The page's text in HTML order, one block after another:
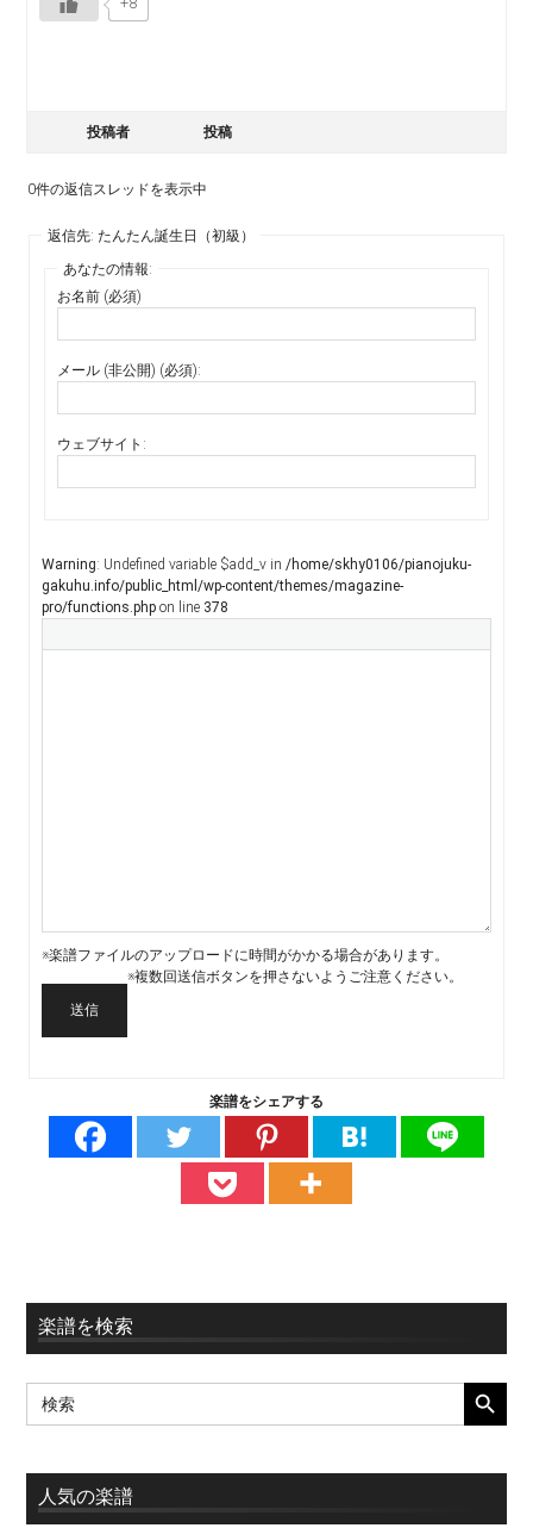
投稿者 投稿
0件の返信スレッドを表示中
返信先: たんたん誕生日（初級）
あなたの情報:
お名前 (必須)
メール (非公開) (必須):
ウェブサイト:
Warning : Undefined variable $add_v in /home/skhy0106/pianojuku-
gakuhu.info/public_html/wp-content/themes/magazine-
pro/functions.php on line 378
※楽譜ファイルのアップロードに時間がかかる場合があります。
※複数回送信ボタンを押さないようご注意ください。
送信
楽譜をシェアする
最
初
の
イ
楽譜を検索
Search
for:
SEARCH
人気の楽譜